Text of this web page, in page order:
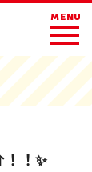
MENU
ご紹介！！✨
！✨